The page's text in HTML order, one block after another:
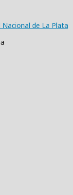
Nacional de La Plata